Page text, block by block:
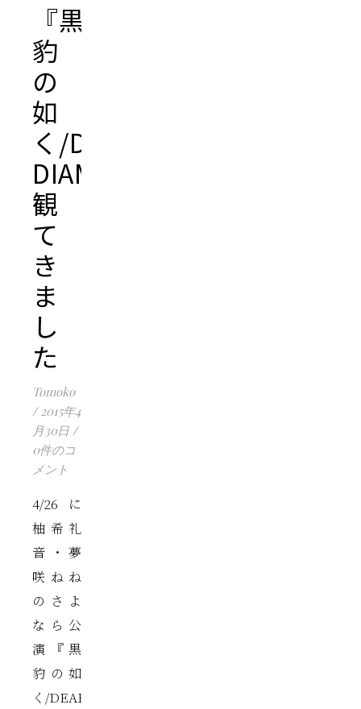
『黒
豹
の
如
く/Dear
DIAMOND!!』
観
て
き
ま
し
た
Tomoko
/ 2015年4
月30日 /
0件のコ
メント
4/26に
柚希礼
音・夢
咲ねね
のさよ
なら公
演『黒
豹の如
く/DEAR